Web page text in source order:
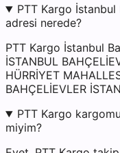
PTT Kargo İstanbul
adresi nerede?
PTT Kargo İstanbul
İSTANBUL
HÜRRİYET
BAHÇELİEVLER
PTT Kargo
miyim?